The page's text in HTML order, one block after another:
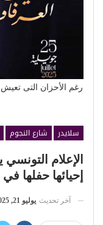
رغم الأحزان التى
سلايدر شارع النجوم
الإعلام
إحيائها حفلها
آخر تحديث يوليو 21, 2025